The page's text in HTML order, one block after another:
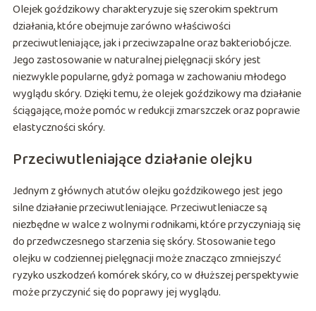
Olejek goździkowy charakteryzuje się szerokim spektrum
działania, które obejmuje zarówno właściwości
przeciwutleniające, jak i przeciwzapalne oraz bakteriobójcze.
Jego zastosowanie w naturalnej pielęgnacji skóry jest
niezwykle popularne, gdyż pomaga w zachowaniu młodego
wyglądu skóry. Dzięki temu, że olejek goździkowy ma działanie
ściągające, może pomóc w redukcji zmarszczek oraz poprawie
elastyczności skóry.
Przeciwutleniające działanie olejku
Jednym z głównych atutów olejku goździkowego jest jego
silne działanie przeciwutleniające. Przeciwutleniacze są
niezbędne w walce z wolnymi rodnikami, które przyczyniają się
do przedwczesnego starzenia się skóry. Stosowanie tego
olejku w codziennej pielęgnacji może znacząco zmniejszyć
ryzyko uszkodzeń komórek skóry, co w dłuższej perspektywie
może przyczynić się do poprawy jej wyglądu.